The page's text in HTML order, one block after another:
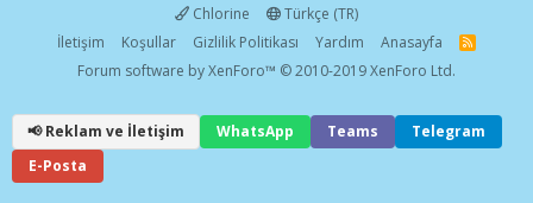
Chlorine
Türkçe (TR)
İletişim
Koşullar Gizlilik Politikası Yardım Anasayfa
R
Forum software by XenForo™ © 2010-2019 XenForo Ltd.
📢 Reklam ve İletişim WhatsApp Teams
Telegram
E-Posta